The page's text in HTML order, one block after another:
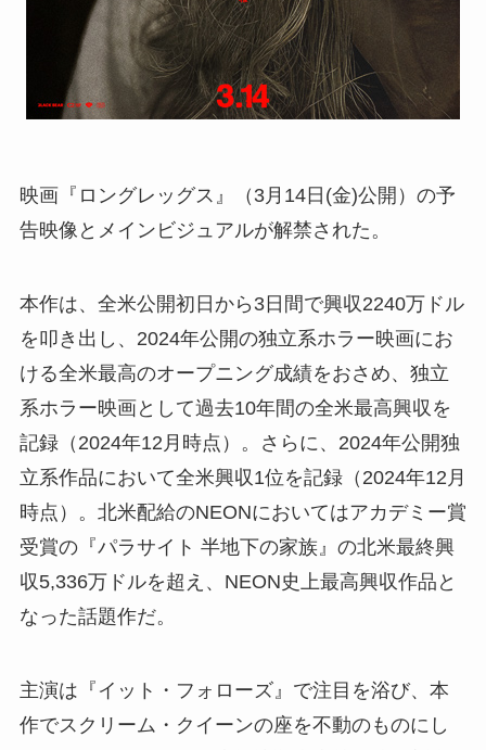
映画『ロングレッグス』（3月14日(金)公開）の予
告映像とメインビジュアルが解禁された。
本作は、全米公開初日から3日間で興収2240万ドル
を叩き出し、2024年公開の独立系ホラー映画にお
ける全米最高のオープニング成績をおさめ、独立
系ホラー映画として過去10年間の全米最高興収を
記録（2024年12月時点）。さらに、2024年公開独
立系作品において全米興収1位を記録（2024年12月
時点）。北米配給のNEONにおいてはアカデミー賞
受賞の『パラサイト 半地下の家族』の北米最終興
収5,336万ドルを超え、NEON史上最高興収作品と
なった話題作だ。
主演は『イット・フォローズ』で注目を浴び、本
作でスクリーム・クイーンの座を不動のものにし